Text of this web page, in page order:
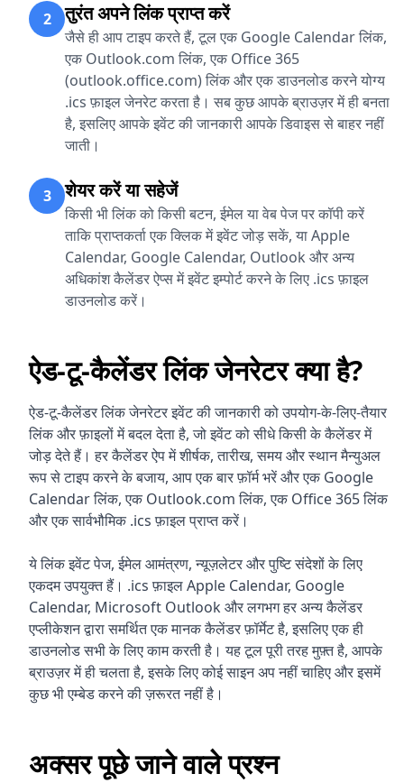
2 तुरंत अपने लिंक प्राप्त करें
जैसे ही आप टाइप करते हैं, टूल एक Google Calendar लिंक,
एक Outlook.com लिंक, एक Office 365
(outlook.office.com) लिंक और एक डाउनलोड करने योग्य
.ics फ़ाइल जेनरेट करता है। सब कुछ आपके ब्राउज़र में ही बनता
है, इसलिए आपके इवेंट की जानकारी आपके डिवाइस से बाहर नहीं
जाती।
3 शेयर करें या सहेजें
किसी भी लिंक को किसी बटन, ईमेल या वेब पेज पर कॉपी करें
ताकि प्राप्तकर्ता एक क्लिक में इवेंट जोड़ सकें, या Apple
Calendar, Google Calendar, Outlook और अन्य
अधिकांश कैलेंडर ऐप्स में इवेंट इम्पोर्ट करने के लिए .ics फ़ाइल
डाउनलोड करें।
ऐड-टू-कैलेंडर लिंक जेनरेटर क्या है?
ऐड-टू-कैलेंडर लिंक जेनरेटर इवेंट की जानकारी को उपयोग-के-लिए-तैयार
लिंक और फ़ाइलों में बदल देता है, जो इवेंट को सीधे किसी के कैलेंडर में
जोड़ देते हैं। हर कैलेंडर ऐप में शीर्षक, तारीख, समय और स्थान मैन्युअल
रूप से टाइप करने के बजाय, आप एक बार फ़ॉर्म भरें और एक Google
Calendar लिंक, एक Outlook.com लिंक, एक Office 365 लिंक
और एक सार्वभौमिक .ics फ़ाइल प्राप्त करें।
ये लिंक इवेंट पेज, ईमेल आमंत्रण, न्यूज़लेटर और पुष्टि संदेशों के लिए
एकदम उपयुक्त हैं। .ics फ़ाइल Apple Calendar, Google
Calendar, Microsoft Outlook और लगभग हर अन्य कैलेंडर
एप्लीकेशन द्वारा समर्थित एक मानक कैलेंडर फ़ॉर्मेट है, इसलिए एक ही
डाउनलोड सभी के लिए काम करती है। यह टूल पूरी तरह मुफ़्त है, आपके
ब्राउज़र में ही चलता है, इसके लिए कोई साइन अप नहीं चाहिए और इसमें
कुछ भी एम्बेड करने की ज़रूरत नहीं है।
अक्सर पूछे जाने वाले प्रश्न